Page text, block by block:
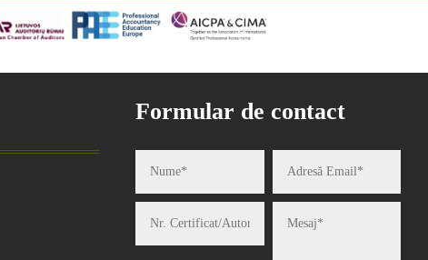
Formular de contact